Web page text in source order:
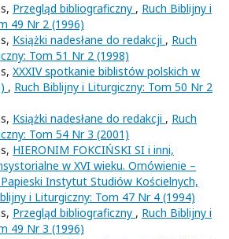
Przegląd bibliograficzny , Ruch Biblijny i
49 Nr 2 (1996)
Książki nadesłane do redakcji , Ruch
Tom 51 Nr 2 (1998)
XXXIV spotkanie biblistów polskich w
, Ruch Biblijny i Liturgiczny: Tom 50 Nr 2
Książki nadesłane do redakcji , Ruch
Tom 54 Nr 3 (2001)
HIERONIM FOKCIŃSKI SI i inni,
w XVI wieku. Omówienie –
Instytut Studiów Kościelnych,
i Liturgiczny: Tom 47 Nr 4 (1994)
Przegląd bibliograficzny , Ruch Biblijny i
49 Nr 3 (1996)